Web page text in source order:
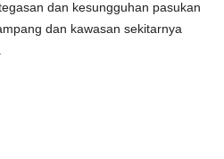
dan kesungguhan pasukan
dan kawasan sekitarnya